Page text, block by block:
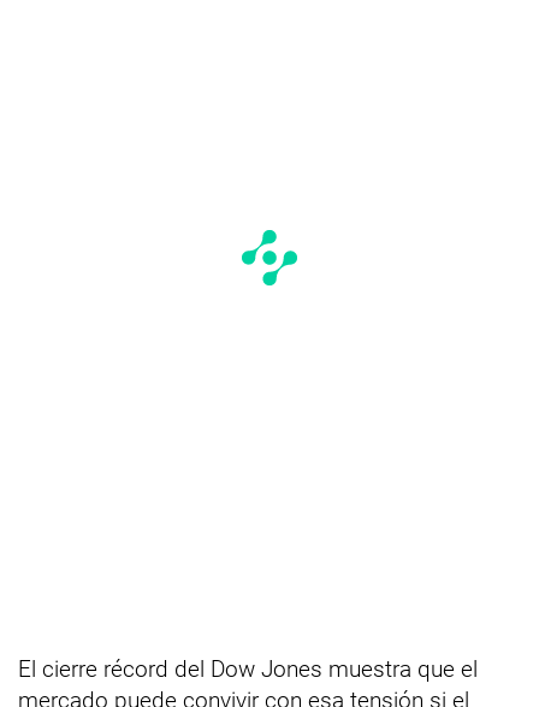
El cierre récord del Dow Jones muestra que el
mercado puede convivir con esa tensión si el